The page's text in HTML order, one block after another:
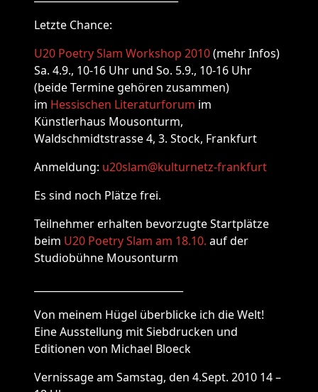
Letzte Chance:
U20 Poetry Slam Workshop 2010(mehr Infos)
Sa. 4.9., 10-16 Uhr und So. 5.9., 10-16 Uhr
(beide Termine gehören zusammen)
im Hessischen Literaturforum im
Künstlerhaus Mousonturm,
Waldschmidtstrasse 4, 3. Stock, Frankfurt
Anmeldung: u20slam@kulturnetz-frankfurt
Es sind noch Plätze frei.
Teilnehmer erhalten bevorzugte Startplätze
beim U20 Poetry Slam am 18.10. auf der
Studiobühne Mousonturm
Von meinem Hügel überblicke ich die Welt!
Eine Ausstellung mit Siebdrucken und
Editionen von Michael Bloeck
Vernissage am Samstag, den 4.Sept. 2010 14 –